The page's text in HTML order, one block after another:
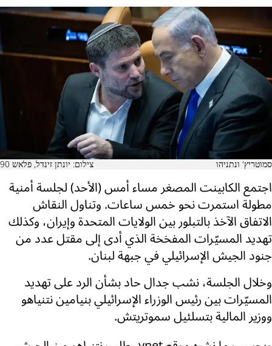
סמוטריץ' ונתניהו צילום: יונתן זינדל, פלאש 90
اجتمع الكابينت المصغر مساء أمس (الأحد) لجلسة أمنية
مطولة استمرت نحو خمس ساعات. وتناول النقاش
الاتفاق الآخذ بالتبلور بين الولايات المتحدة وإيران، وكذلك
تهديد المسيّرات المفخخة الذي أدى إلى مقتل عدد من
جنود الجيش الإسرائيلي في جبهة لبنان.
وخلال الجلسة، نشب جدال حاد بشأن الرد على تهديد
المسيّرات بين رئيس الوزراء الإسرائيلي بنيامين نتنياهو
ووزير المالية بتسلئيل سموتريتش.